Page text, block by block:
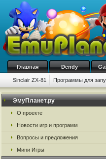
Главная Dendy
Sinclair ZX-81 Программы для
ЭмуПланет.ру
О проекте
Новости игр и программ
Вопросы и предложения
Мини Игры